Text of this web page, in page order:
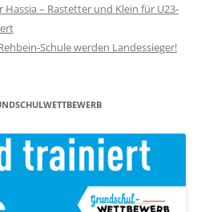
– Rastetter und Klein für U23-
Schule werden Landessieger!